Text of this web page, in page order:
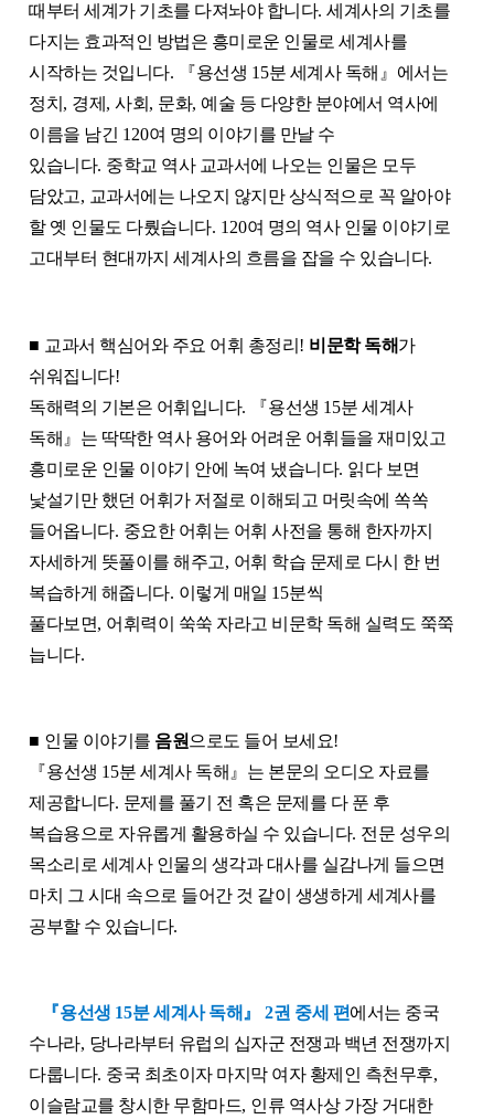
때부터 세계가 기초를 다져놔야 합니다.세계사의 기초를
다지는 효과적인 방법은 흥미로운 인물로 세계사를
시작하는 것입니다. 『용선생 15분 세계사 독해 』 에서는
정치 , 경제 ,사회 , 문화, 예술 등 다양한 분야에서 역사에
이름을 남긴 120여 명의 이야기를 만날 수
있습니다. 중학교 역사 교과서에 나오는 인물은 모두
담았고, 교과서에는 나오지 않지만 상식적으로 꼭 알아야
할 옛 인물도 다뤘습니다. 120여 명의 역사 인물 이야기로
고대부터 현대까지 세계사의 흐름을 잡을 수 있습니다.
■ 교과서 핵심어와 주요 어휘 총정리 ! 비문학 독해가
쉬워집니다!
독해력의 기본은 어휘입니다. 『용선생 15분 세계사
독해 』 는 딱딱한 역사 용어와 어려운 어휘들을 재미있고
흥미로운 인물 이야기 안에 녹여 냈습니다. 읽다 보면
낯설기만 했던 어휘가 저절로 이해되고 머릿속에 쏙쏙
들어옵니다. 중요한 어휘는 어휘 사전을 통해 한자까지
자세하게 뜻풀이를 해주고, 어휘 학습 문제로 다시 한 번
복습하게 해줍니다. 이렇게 매일 15분씩
풀다보면, 어휘력이 쑥쑥 자라고 비문학 독해 실력도 쭉쭉
늡니다.
■ 인물 이야기를 음원 으로도 들어 보세요!
『용선생 15분 세계사 독해 』 는 본문의 오디오 자료를
제공합니다. 문제를 풀기 전 혹은 문제를 다 푼 후
복습용으로 자유롭게 활용하실 수 있습니다. 전문 성우의
목소리로 세계사 인물의 생각과 대사를 실감나게 들으면
마치 그 시대 속으로 들어간 것 같이 생생하게 세계사를
공부할 수 있습니다.
『용선생 15분 세계사 독해 』2권 중세 편에 서는 중국
수나라, 당나라부터 유럽의 십자군 전쟁과 백년 전쟁까지
다룹니다. 중국 최초이자 마지막 여자 황제인 측천무후,
이슬람교를 창시한 무함마드, 인류 역사상 가장 거대한